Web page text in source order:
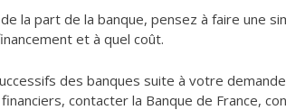
la part de la banque, pensez à faire une
et à quel coût.
des banques suite à votre
contacter la Banque de France,